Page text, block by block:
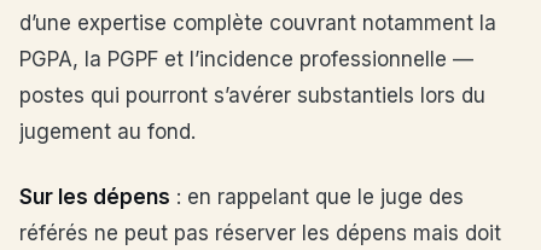
d’une expertise complète couvrant notamment la
PGPA, la PGPF et l’incidence professionnelle —
postes qui pourront s’avérer substantiels lors du
jugement au fond.
Sur les dépens : en rappelant que le juge des
référés ne peut pas réserver les dépens mais doit